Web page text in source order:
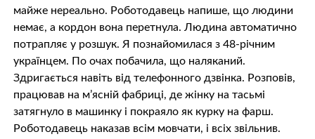
майже нереально. Роботодавець напише, що людини
немає, а кордон вона перетнула. Людина автоматично
потрапляє у розшук. Я познайомилася з 48-річним
українцем. По очах побачила, що наляканий.
Здригається навіть від телефонного дзвінка. Розповів,
працював на м’ясній фабриці, де жінку на тасьмі
затягнуло в машинку і покраяло як курку на фарш.
Роботодавець наказав всім мовчати, і всіх звільнив.